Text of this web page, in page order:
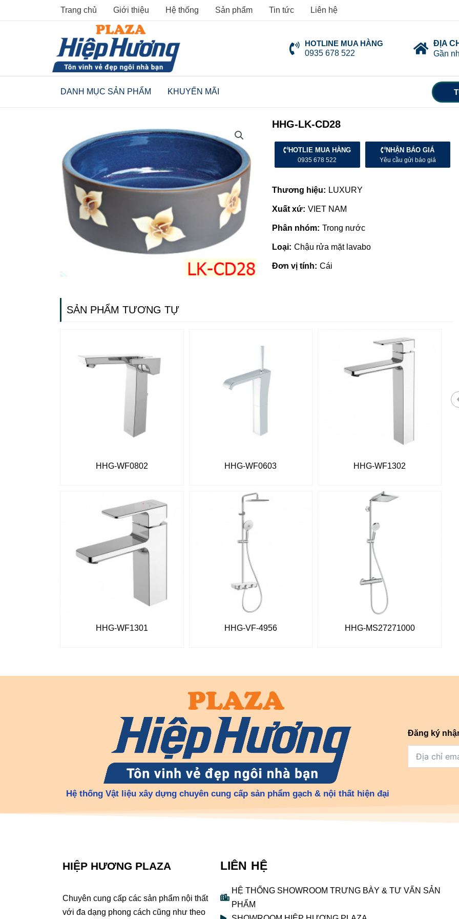
to
Trang chủ Giới thiệu Hệ thống Sản phẩm Tin tức Liên hệ
HOTLINE MUA HÀNG
0935 678 522
ĐỊA
Gần
DANH MỤC SẢN PHẨM KHUYẾN MÃI
HHG-LK-CD28
HOTLIE MUA HÀNG
0935 678 522
NHẬN BÁO GIÁ
Yêu cầu gửi báo giá
Thương hiệu: LUXURY
Xuất xứ: VIET NAM
Phân nhóm: Trong nước
Loại: Chậu rửa mặt lavabo
Đơn vị tính: Cái
SẢN PHẨM TƯƠNG TỰ
HHG-WF0802 HHG-WF0603 HHG-WF1302
HHG-WF1301 HHG-VF-4956 HHG-MS27271000
Hệ thống Vật liệu xây dựng chuyên cung cấp sản phẩm gạch & nội thất hiện đại
Đăng ký
HIỆP HƯƠNG PLAZA
Chuyên cung cấp các sản phẩm nội thất
với đa dạng phong cách cũng như theo
LIÊN HỆ
HỆ THỐNG SHOWROOM TRƯNG BÀY & TƯ VẤN SẢN
PHẨM